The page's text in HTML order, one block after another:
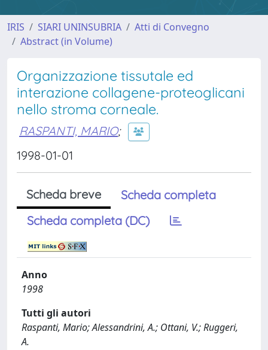
IRIS SIARI UNINSUBRIA
Atti di Convegno
Abstract (in Volume)
Organizzazione tissutale ed
interazione collagene-proteoglicani
nello stroma corneale.
RASPANTI, MARIO;
1998-01-01
Scheda breve
Scheda completa
Scheda completa (DC)
Anno
1998
Tutti gli autori
Raspanti, Mario; Alessandrini, A.; Ottani, V.; Ruggeri,
A.